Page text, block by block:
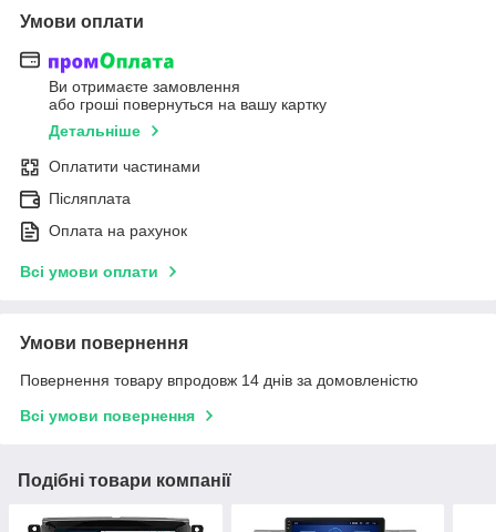
Умови оплати
Ви отримаєте замовлення
або гроші повернуться на вашу картку
Детальніше
Оплатити частинами
Післяплата
Оплата на рахунок
Всі умови оплати
Умови повернення
Повернення товару впродовж 14 днів за домовленістю
Всі умови повернення
Подібні товари компанії